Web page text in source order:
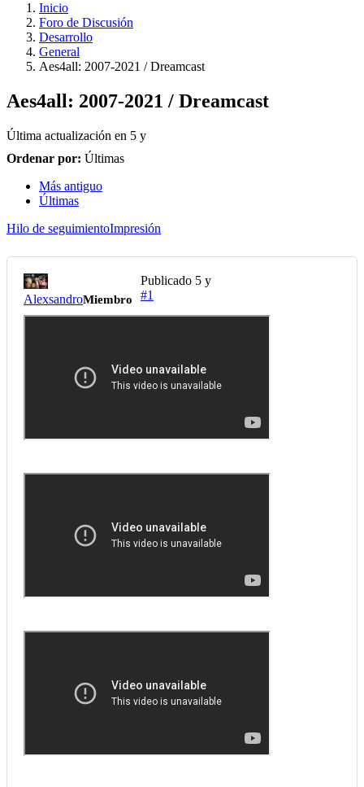
Inicio
Foro de Discusión
Desarrollo
General
Aes4all: 2007-2021 / Dreamcast
Aes4all: 2007-2021 / Dreamcast
Última actualización en 5 y
Ordenar por: Últimas
Más antiguo
Últimas
Hilo de seguimientoImpresión
AlexsandroMiembro
Publicado 5 y
#1